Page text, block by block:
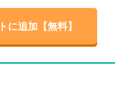
に追加【無料】